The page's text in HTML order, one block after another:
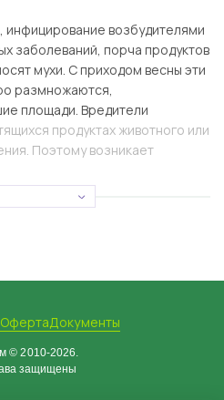
возбудителями
заболеваний, порча продуктов
мухи. С приходом весны эти
размножаются,
площади. Вредители
продуктах животного или
Поэтому возникает
определенных средств для
серого оттенков.
сок растений, древесная
Длительность жизни
ОфертаДокументы
© 2010-2026.
защищены